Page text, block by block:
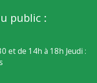
public :
et de 14h à 18h Jeudi :